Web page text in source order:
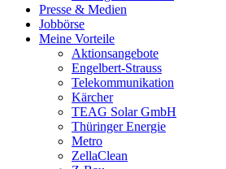
Presse & Medien
Jobbörse
Meine Vorteile
Aktionsangebote
Engelbert-Strauss
Telekommunikation
Kärcher
TEAG Solar GmbH
Thüringer Energie
Metro
ZellaClean